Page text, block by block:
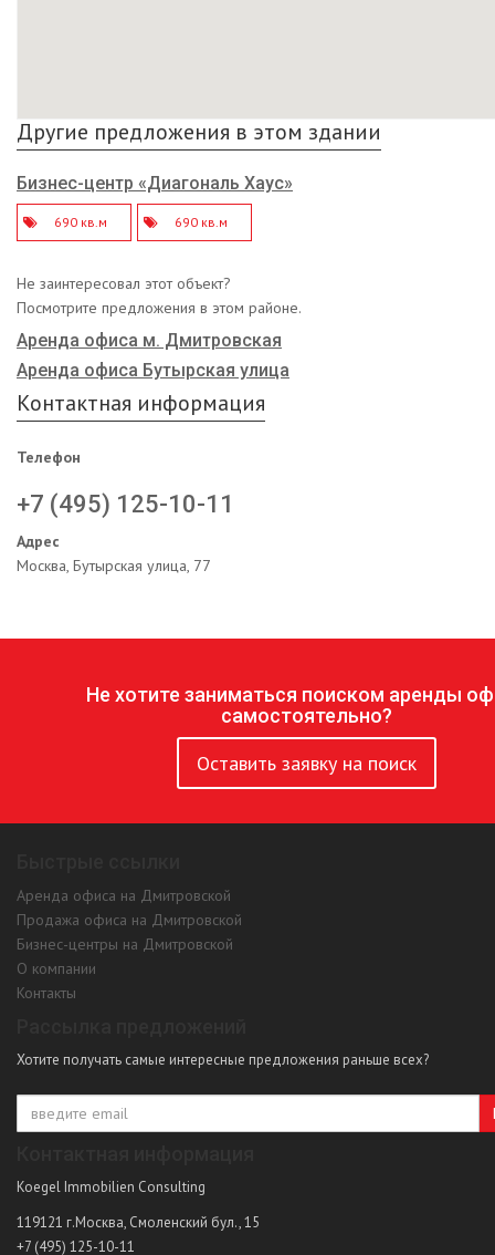
Другие предложения в этом здании
Бизнес-центр «Диагональ Хаус»
690 кв.м 690 кв.м
Не заинтересовал этот объект?
Посмотрите предложения в этом районе.
Аренда офиса м. Дмитровская
Аренда офиса Бутырская улица
Контактная информация
Телефон
+7 (495) 125-10-11
Адрес
Москва, Бутырская улица, 77
Не хотите заниматься поиском аренды
самостоятельно?
Оставить заявку на поиск
Аренда офиса на Дмитровской
Продажа офиса на Дмитровской
Бизнес-центры на Дмитровской
О компании
Контакты
Хотите получать самые интересные предложения раньше всех?
Koegel Immobilien Consulting
119121 г.Москва, Смоленский бул., 15
+7 (495) 125-10-11